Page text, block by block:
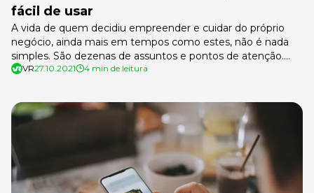
fácil de usar
A vida de quem decidiu empreender e cuidar do próprio
negócio, ainda mais em tempos como estes, não é nada
simples. São dezenas de assuntos e pontos de atenção.
Manter os funcionários motivados e bem treinados, ficar
qualidade […]
VR27.10.2021 4 min de leitura